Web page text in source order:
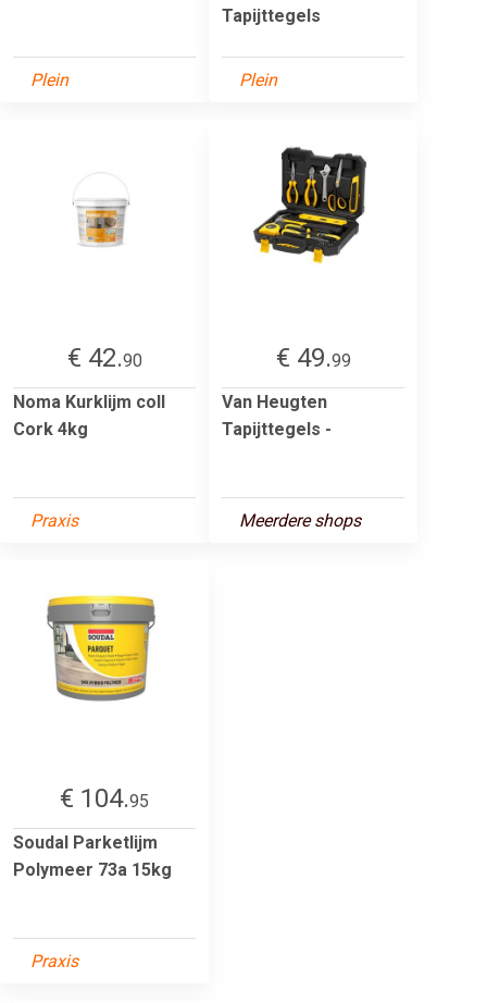
Plein
Tapijttegels
Plein
€ 42.90
Noma Kurklijm coll
Cork 4kg
Praxis
€ 49.99
Van Heugten
Tapijttegels -
Meerdere shops
€ 104.95
Soudal Parketlijm
Polymeer 73a 15kg
Praxis